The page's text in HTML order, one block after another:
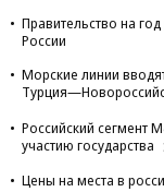
Правительство на
России
Морские линии
Российский сегмент
участию государства
Цены на места в